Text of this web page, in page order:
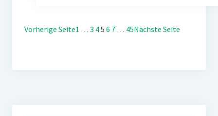
Vorherige Seite1 … 3 45 6 7 … 45Nächste Seite